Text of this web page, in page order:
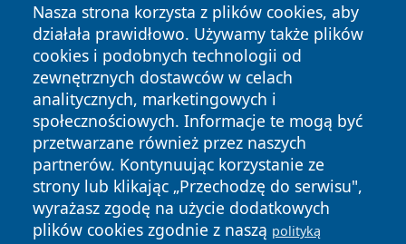
Nasza strona korzysta z plików cookies, aby
działała prawidłowo. Używamy także plików
cookies i podobnych technologii od
zewnętrznych dostawców w celach
analitycznych, marketingowych i
społecznościowych. Informacje te mogą być
przetwarzane również przez naszych
partnerów. Kontynuując korzystanie ze
strony lub klikając „Przechodzę do serwisu",
wyrażasz zgodę na użycie dodatkowych
plików cookies zgodnie z naszą polityką
Copyright © 2026 zawiercieonline.pl Wszystkie prawa
zastrzeżone.